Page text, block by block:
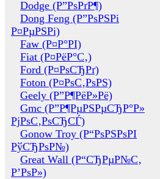
Dodge (Р”РѕРґР¶)
Dong Feng (Р”РѕРЅРі
Р¤РµРЅРі)
Faw (Р¤Р°РІ)
Fiat (Р¤РёР°С‚)
Ford (Р¤РѕСЂРґ)
Foton (Р¤РѕС‚РѕРЅ)
Geely (Р”Р¶РёР»Рё)
Gmc (Р”Р¶РµРЅРµСЂР°Р»
РјРѕС‚РѕСЂСЃ)
Gonow Troy (Р“РѕРЅРѕРІ
РўСЂРѕР№)
Great Wall (Р“СЂРµР№С‚
Р’РѕР»)